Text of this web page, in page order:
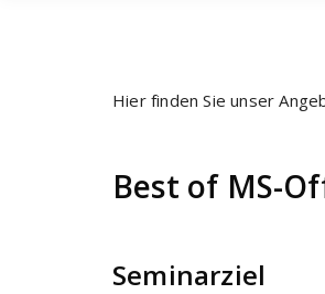
Hier finden Sie unser
Best of MS-
Seminarziel